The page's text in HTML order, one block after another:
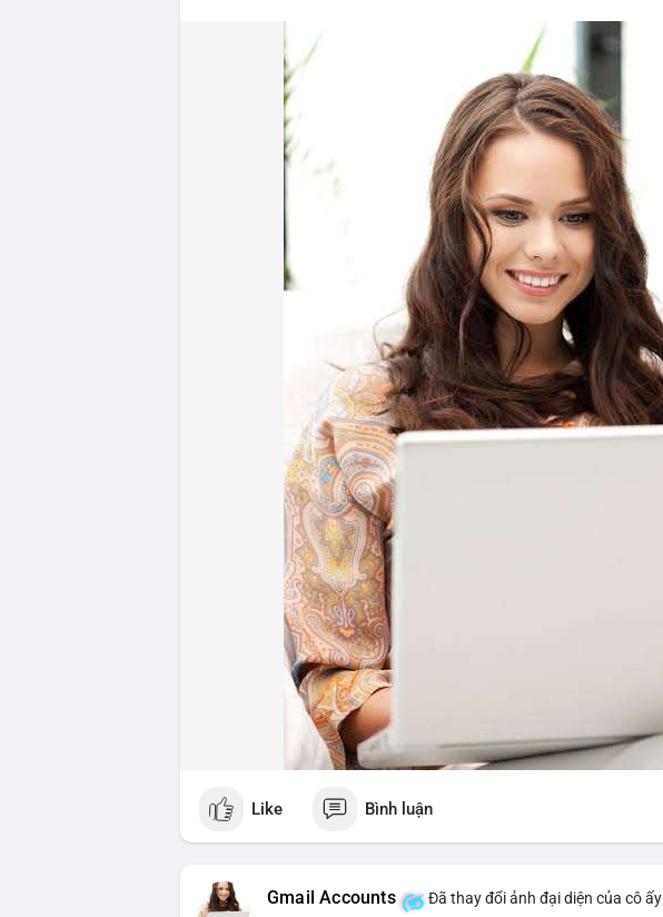
Like Bình luận
Gmail Accounts Đã thay đổi ảnh đại diện của cô ấy